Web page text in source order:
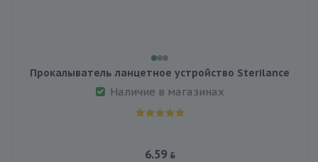
Прокалыватель ланцетное устройство Sterilance
Наличие в магазинах
6.59